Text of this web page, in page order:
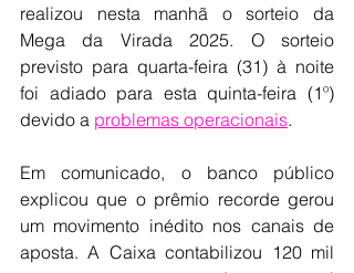
realizou nesta manhã o sorteio da
Mega da Virada 2025. O sorteio
previsto para quarta-feira (31) à noite
foi adiado para esta quinta-feira (1º)
devido a problemas operacionais.
Em comunicado, o banco público
explicou que o prêmio recorde gerou
um movimento inédito nos canais de
aposta. A Caixa contabilizou 120 mil